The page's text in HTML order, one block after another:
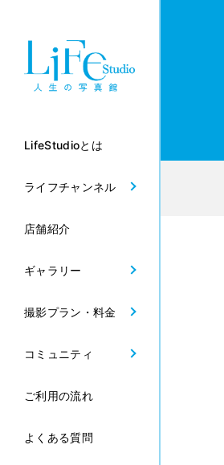
LifeStudioとは
ライフチャンネル
店舗紹介
ギャラリー
撮影プラン・料金
コミュニティ
ご利用の流れ
よくある質問